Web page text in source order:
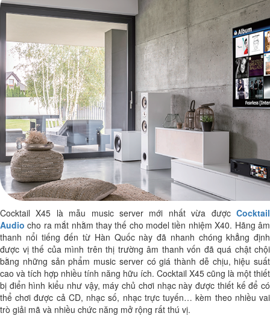
Cocktail X45 là mẫu music server mới nhất vừa được Cocktail
Audio cho ra mắt nhằm thay thế cho model tiền nhiệm X40. Hãng âm
thanh nổi tiếng đến từ Hàn Quốc này đã nhanh chóng khẳng định
được vị thế của mình trên thị trường âm thanh vốn đã quá chật chội
bằng những sản phẩm music server có giá thành dễ chịu, hiệu suất
cao và tích hợp nhiều tính năng hữu ích. Cocktail X45 cũng là một thiết
bị điển hình kiểu như vậy, máy chủ chơi nhạc này được thiết kế để có
thể chơi được cả CD, nhạc số, nhạc trực tuyến… kèm theo nhiều vai
trò giải mã và nhiều chức năng mở rộng rất thú vị.